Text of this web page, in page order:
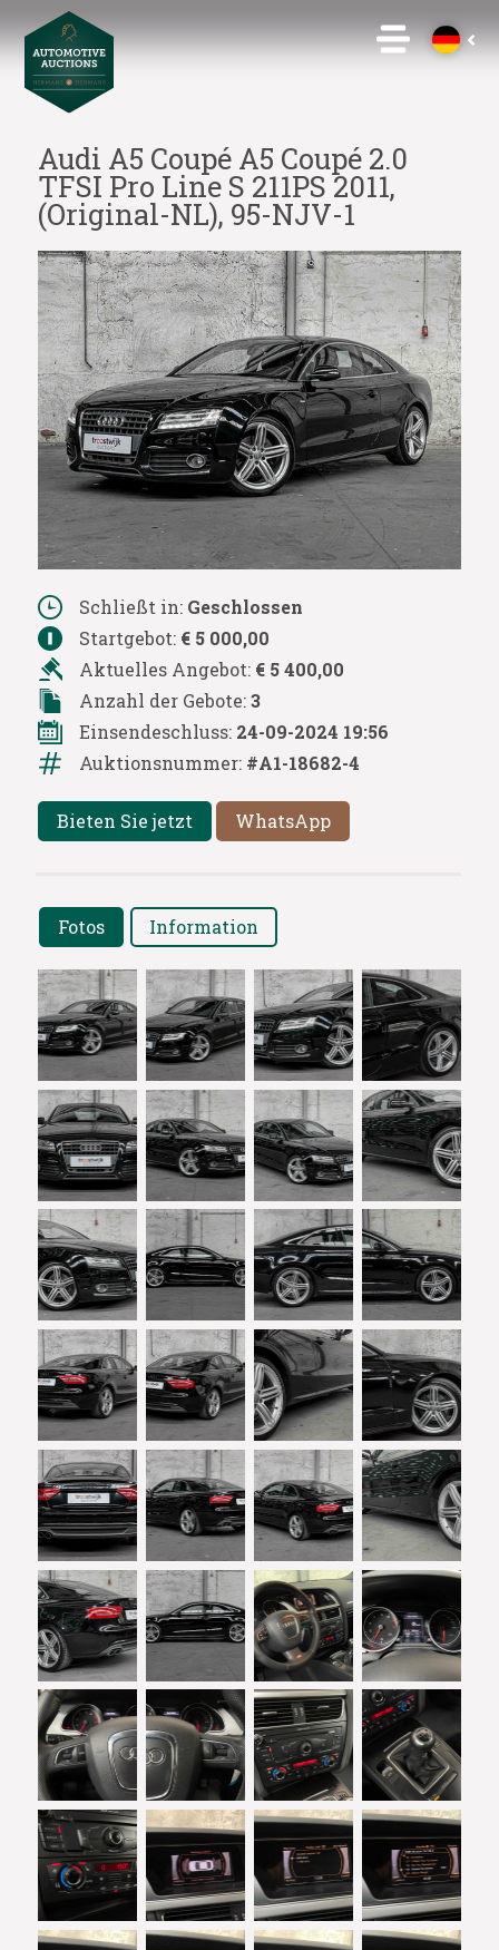
Audi A5 Coupé A5 Coupé 2.0
TFSI Pro Line S 211PS 2011,
(Original-NL), 95-NJV-1
Schließt in: Geschlossen
Startgebot: € 5 000,00
Aktuelles Angebot: € 5 400,00
Anzahl der Gebote:3
Einsendeschluss: 24-09-2024 19:56
Auktionsnummer: #A1-18682-4
Bieten Sie jetzt WhatsApp
Fotos Information